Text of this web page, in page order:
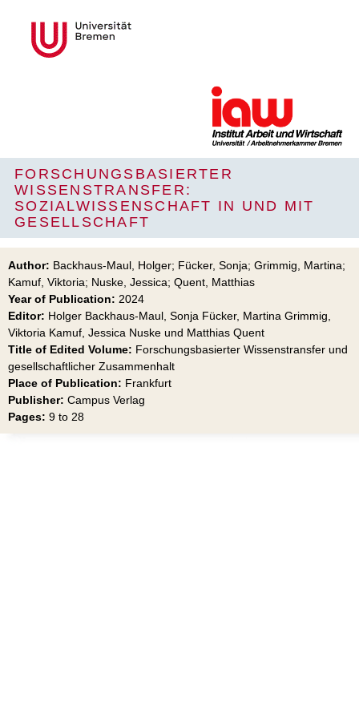
FORSCHUNGSBASIERTER
WISSENSTRANSFER:
SOZIALWISSENSCHAFT IN UND MIT
GESELLSCHAFT
Author: Backhaus-Maul, Holger; Fücker, Sonja; Grimmig, Martina;
Kamuf, Viktoria; Nuske, Jessica; Quent, Matthias
Year of Publication: 2024
Editor: Holger Backhaus-Maul, Sonja Fücker, Martina Grimmig,
Viktoria Kamuf, Jessica Nuske und Matthias Quent
Title of Edited Volume: Forschungsbasierter Wissenstransfer und
gesellschaftlicher Zusammenhalt
Place of Publication: Frankfurt
Publisher: Campus Verlag
Pages: 9 to 28